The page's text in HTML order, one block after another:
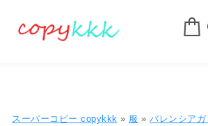
スーパーコピー copykkk » 服 »バレンシアガ